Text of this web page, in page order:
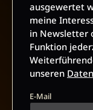
ausgewertet
meine
in Newsletter
Funktion
unseren
E-Mail